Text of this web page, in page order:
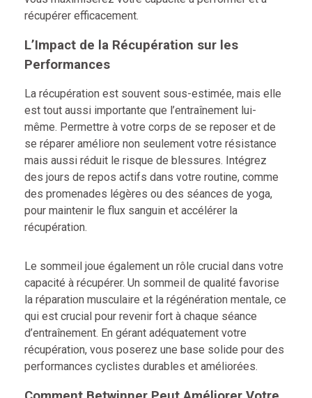
récupérer efficacement.
L’Impact de la Récupération sur les
Performances
La récupération est souvent sous-estimée, mais elle
est tout aussi importante que l’entraînement lui-
même. Permettre à votre corps de se reposer et de
se réparer améliore non seulement votre résistance
mais aussi réduit le risque de blessures. Intégrez
des jours de repos actifs dans votre routine, comme
des promenades légères ou des séances de yoga,
pour maintenir le flux sanguin et accélérer la
récupération.
Le sommeil joue également un rôle crucial dans votre
capacité à récupérer. Un sommeil de qualité favorise
la réparation musculaire et la régénération mentale, ce
qui est crucial pour revenir fort à chaque séance
d’entraînement. En gérant adéquatement votre
récupération, vous poserez une base solide pour des
performances cyclistes durables et améliorées.